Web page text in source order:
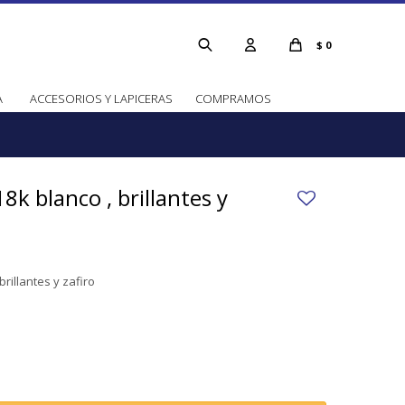
ACCESORIOS Y LAPICERAS COMPRAMOS
$ 0
blanco , brillantes y
y zafiro